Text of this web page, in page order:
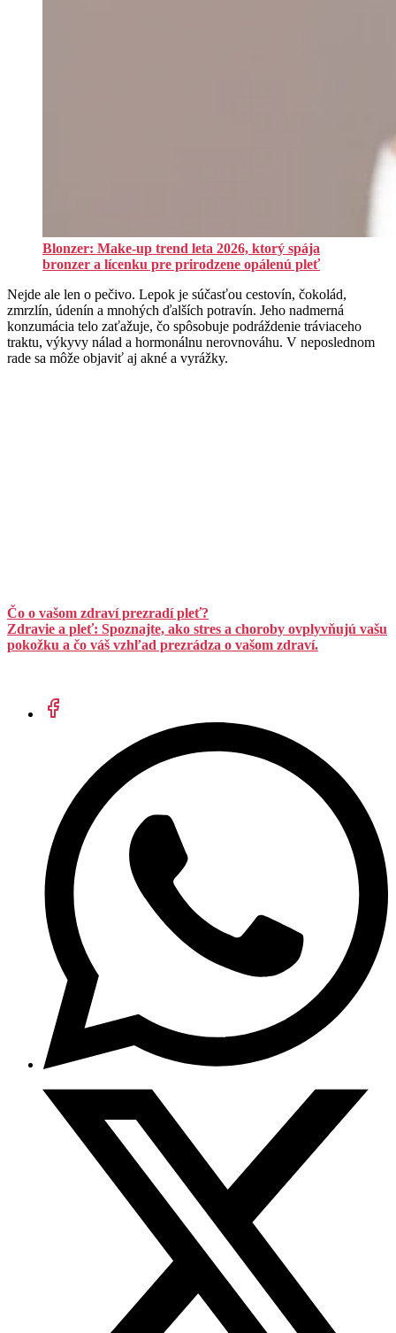
Blonzer: Make-up trend leta 2026, ktorý spája
bronzer a lícenku pre prirodzene opálenú pleť
Nejde ale len o pečivo. Lepok je súčasťou cestovín, čokolád,
zmrzlín, údenín a mnohých ďalších potravín. Jeho nadmerná
konzumácia telo zaťažuje, čo spôsobuje podráždenie tráviaceho
traktu, výkyvy nálad a hormonálnu nerovnováhu. V neposlednom
rade sa môže objaviť aj akné a vyrážky.
Čo o vašom zdraví prezradí pleť?
Zdravie a pleť: Spoznajte, ako stres a choroby ovplyvňujú vašu
pokožku a čo váš vzhľad prezrádza o vašom zdraví.